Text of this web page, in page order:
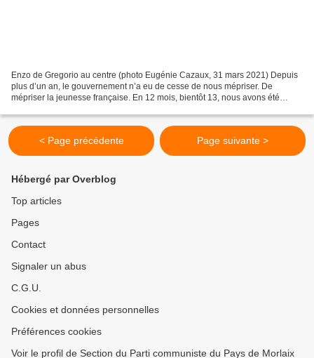
Enzo de Gregorio au centre (photo Eugénie Cazaux, 31 mars 2021) Depuis
plus d’un an, le gouvernement n’a eu de cesse de nous mépriser. De
mépriser la jeunesse française. En 12 mois, bientôt 13, nous avons été
< Page précédente Page suivante >
Hébergé par Overblog
Top articles
Pages
Contact
Signaler un abus
C.G.U.
Cookies et données personnelles
Préférences cookies
Voir le profil de Section du Parti communiste du Pays de Morlaix